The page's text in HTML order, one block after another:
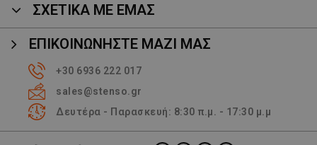
ΣΧΕΤΙΚΑ ΜΕ ΕΜΑΣ
ΕΠΙΚΟΙΝΩΝΉΣΤΕ ΜΑΖΊ ΜΑΣ
+30 6936 222 017
sales@stenso.gr
Δευτέρα - Παρασκευή: 8:30 π.μ. - 17:30 μ.μ